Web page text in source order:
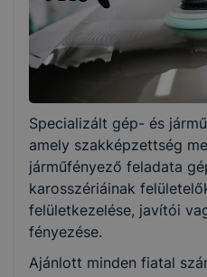
3 év
Választható szakmairányok:
Nem válaszható
KKK/PTT
KKK letöltése (pdf)
PTT letöltése (pdf)
Specializált gép- és
amely szakképzettség
járműfényező feladata
karosszériáinak
felületkezelése, javítói
fényezése.
Ajánlott minden fiatal